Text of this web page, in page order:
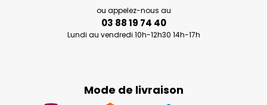
Mode de livraison
ou appelez-nous au
03 88 19 74 40
Lundi au vendredi 10h-12h30 14h-17h